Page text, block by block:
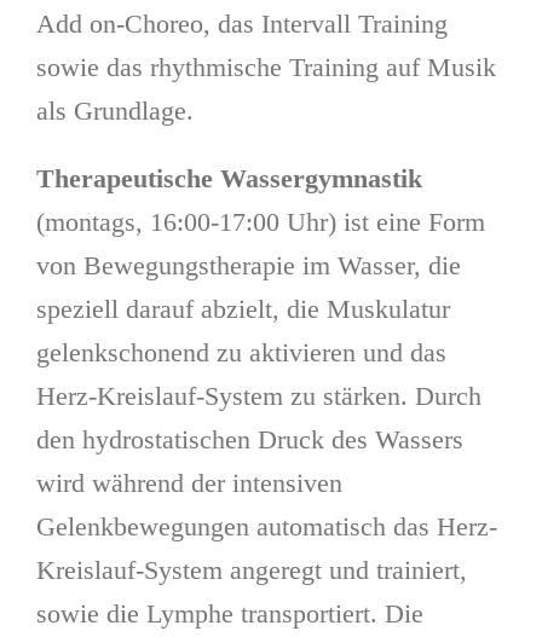
Add on-Choreo, das Intervall Training
sowie das rhythmische Training auf Musik
als Grundlage.
Therapeutische Wassergymnastik
(montags, 16:00-17:00 Uhr) ist eine Form
von Bewegungstherapie im Wasser, die
speziell darauf abzielt, die Muskulatur
gelenkschonend zu aktivieren und das
Herz-Kreislauf-System zu stärken. Durch
den hydrostatischen Druck des Wassers
wird während der intensiven
Gelenkbewegungen automatisch das Herz-
Kreislauf-System angeregt und trainiert,
sowie die Lymphe transportiert. Die